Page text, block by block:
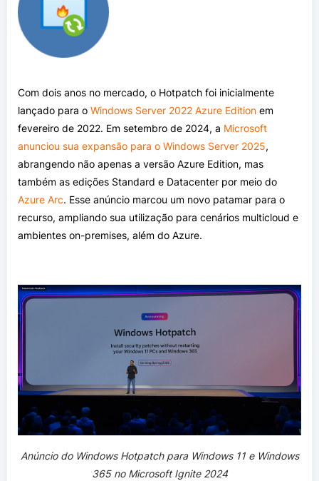
Com dois anos no mercado, o Hotpatch foi inicialmente
lançado para o Windows Server 2022 Azure Edition em
fevereiro de 2022. Em setembro de 2024, a Microsoft
anunciou sua expansão para o Windows Server 2025,
abrangendo não apenas a versão Azure Edition, mas
também as edições Standard e Datacenter por meio do
Azure Arc. Esse anúncio marcou um novo patamar para o
recurso, ampliando sua utilização para cenários multicloud e
ambientes on-premises, além do Azure.
Anúncio do Windows Hotpatch para Windows 11 e Windows
365 no Microsoft Ignite 2024